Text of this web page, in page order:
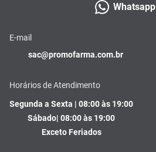
Whatsapp
E-mail
sac@promofarma.com.br
Horários de Atendimento
Segunda a Sexta | 08:00 às 19:00
Sábado| 08:00 às 19:00
Exceto Feriados